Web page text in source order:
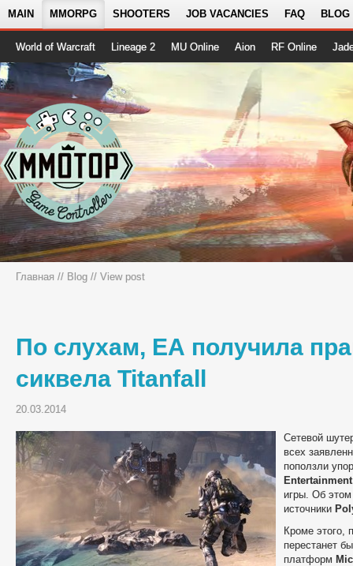
MAIN MMORPG SHOOTERS JOB VACANCIES FAQ BLOG
World of Warcraft Lineage 2 MU Online Aion RF Online
Главная // Blog // View post
По слухам, ЕА получила
сиквела Titanfall
20.03.2014
Сетевой
всех
поползли
Entertainment
игры. Об
источники
Кроме этого,
перестанет
платформ